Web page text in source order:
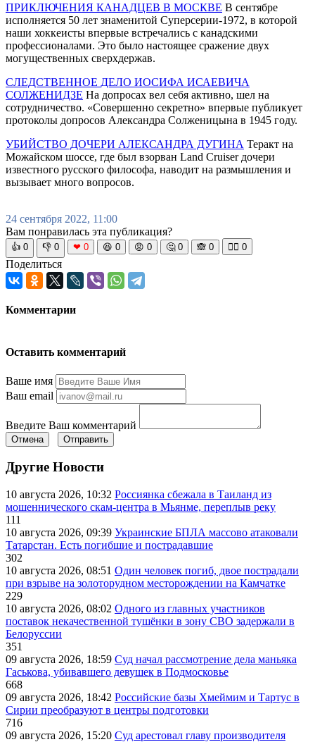
ПРИКЛЮЧЕНИЯ КАНАДЦЕВ В МОСКВЕ В сентябре
исполняется 50 лет знаменитой Суперсерии-1972, в которой
наши хоккеисты впервые встречались с канадскими
профессионалами. Это было настоящее сражение двух
могущественных сверхдержав.
СЛЕДСТВЕННОЕ ДЕЛО ИОСИФА ИСАЕВИЧА
СОЛЖЕНИДЗЕ На допросах вел себя активно, шел на
сотрудничество. «Совершенно секретно» впервые публикует
протоколы допросов Александра Солженицына в 1945 году.
УБИЙСТВО ДОЧЕРИ АЛЕКСАНДРА ДУГИНА Теракт на
Можайском шоссе, где был взорван Land Cruiser дочери
известного русского философа, наводит на размышления и
вызывает много вопросов.
24 сентября 2022, 11:00
Вам понравилась эта публикация?
👍 0 👎 0 ❤ 0 😆 0 😡 0 🤔 0 🙈 0 🧘‍♀️ 0
Поделиться
Комментарии
Оставить комментарий
Ваше имя
Ваш email
Введите Ваш комментарий
Отмена Отправить
Другие Новости
10 августа 2026, 10:32 Россиянка сбежала в Таиланд из
мошеннического скам-центра в Мьянме, переплыв реку
111
10 августа 2026, 09:39 Украинские БПЛА массово атаковали
Татарстан. Есть погибшие и пострадавшие
302
10 августа 2026, 08:51 Один человек погиб, двое пострадали
при взрыве на золоторудном месторождении на Камчатке
229
10 августа 2026, 08:02 Одного из главных участников
поставок некачественной тушёнки в зону СВО задержали в
Белоруссии
351
09 августа 2026, 18:59 Суд начал рассмотрение дела маньяка
Гаськова, убивавшего девушек в Подмосковье
668
09 августа 2026, 18:42 Российские базы Хмеймим и Тартус в
Сирии преобразуют в центры подготовки
716
09 августа 2026, 15:20 Суд арестовал главу производителя